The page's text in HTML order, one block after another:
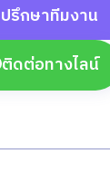
ปรึกษาทีมงาน
ติดต่อทางไลน์